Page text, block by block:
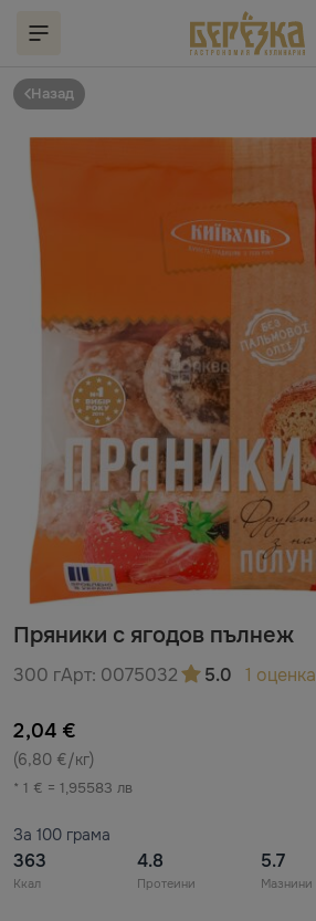
Назад
Пряники с ягодов пълнеж
300 гАрт: 0075032 5.0 1 оценка
2,04 €
(6,80 €/кг)
* 1 € = 1,95583 лв
За 100 грама
363
Ккал
4.8
Протеини
5.7
Мазнини